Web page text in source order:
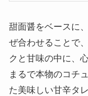
甜面醤をベースに
ぜ合わせることで
クと甘味の中に、
まるで本物のコチ
た美味しい甘辛タ